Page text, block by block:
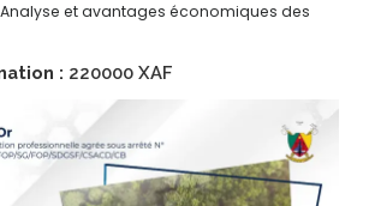
et avantages économiques des
: 220000 XAF